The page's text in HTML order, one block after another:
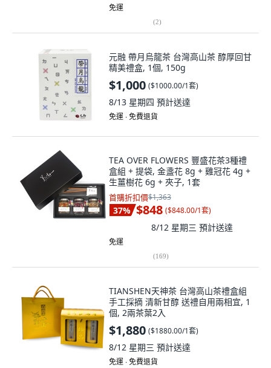
免運
(2)
元融 帶月烏龍茶 台灣高山茶 醇厚回甘
精美禮盒, 1個, 150g
$1,000 ($1000.00/1套)
8/13 星期四 預計送達
免運 ∙ 免費退貨
TEA OVER FLOWERS 豐盛花茶3種禮
盒組 + 提袋, 金盞花 8g + 雞冠花 4g +
生薑樹花 6g + 夾子, 1套
首購折扣價$1,363
37% $848 ($848.00/1套)
8/12 星期三 預計送達
免運
(169)
TIANSHEN天神茶 台灣高山茶禮盒組
手工採摘 清新甘醇 送禮自用兩相宜, 1
個, 2兩茶葉2入
$1,880 ($1880.00/1套)
8/12 星期三 預計送達
免運 ∙ 免費退貨